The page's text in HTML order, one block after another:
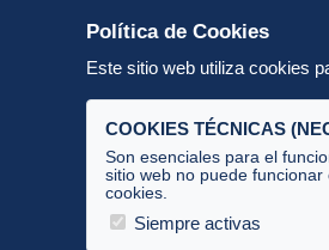
Eventos
Enlaces
Contacto
Av. José Atarés 101, semisótano.
976 516 083 ·
Política de Cookies
Este sitio web utiliza cookies
COOKIES TÉCNICAS
Son esenciales para el
sitio web no puede
cookies.
Siempre activas